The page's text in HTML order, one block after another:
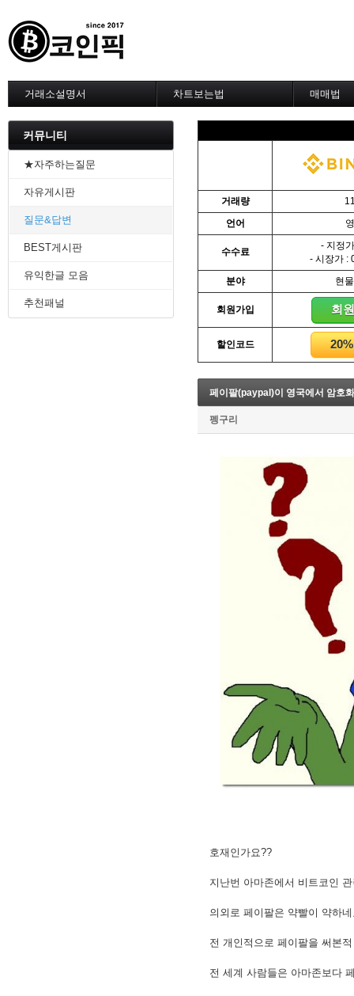
거래소설명서 차트보는법
2. 비트맥스 차트설정
5. 빗썸 차트설정
6. 트레이딩뷰
7. 크립토워치
2. 봉차트
3. 호가창,거래창
5. 고점과 저점
10. 데드크로스
--------캔들 패턴--------
1. 캔들 패턴(1)
-------기술적 지표-------
2. MACD - 수렴확산지수
3. BOL - 볼린저밴드
4. RSI - 상대강도지수
5. FIBO - 피보나치되돌림
11. DMI - 방향운동지수
13. ADR - 등락비율
14. VR - 거래량비율
매매법
3. 골든크
5. MACD
6. RSI 매
7. 볼린저
8. 피보나
9. 거래량
10. 사께
11. 엘리
12. 쌍바
13. 지지
14. 일목
15. DMI
커뮤니티
★자주하는질문
자유게시판
질문&답변
BEST게시판
유익한글 모음
추천패널
거래량
언어
수수료
- 지정
- 시장가 :
분야
현물
회원가입 회
할인코드
페이팔(paypal)이 영국에서 암호
펭구리
호재인가요??
지난번 아마존에서 비트코인
의외로 페이팔은 약빨이 약하
전 개인적으로 페이팔을 써본
전 세계 사람들은 아마존보다